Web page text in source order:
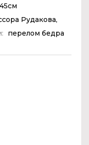
Рудакова,
перелом бедра